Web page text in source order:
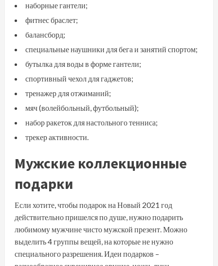
наборные гантели;
фитнес браслет;
балансборд;
специальные наушники для бега и занятий спортом;
бутылка для воды в форме гантели;
спортивный чехол для гаджетов;
тренажер для отжиманий;
мяч (волейбольный, футбольный);
набор ракеток для настольного тенниса;
трекер активности.
Мужские коллекционные
подарки
Если хотите, чтобы подарок на Новый 2021 год
действительно пришелся по душе, нужно подарить
любимому мужчине чисто мужской презент. Можно
выделить 4 группы вещей, на которые не нужно
специального разрешения. Идеи подарков –